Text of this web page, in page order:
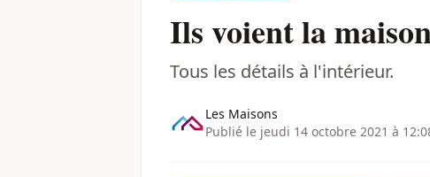
Ils voient la
Tous les détails à l'intérieur.
Les Maisons
Publié le jeudi 14 octobre 2021 à